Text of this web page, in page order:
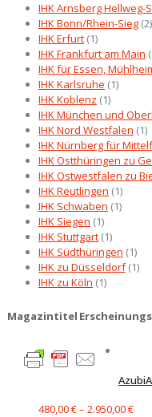
IHK Arnsberg Hellweg-
IHK Bonn/Rhein-Sieg (2)
IHK Erfurt (1)
IHK Frankfurt am Main
IHK für Essen,
IHK Karlsruhe (1)
IHK Koblenz (1)
IHK München und
IHK Nord Westfalen (1)
IHK Nürnberg für
IHK Ostthüringen zu
IHK Ostwestfalen zu
IHK Reutlingen (1)
IHK Schwaben (1)
IHK Siegen (1)
IHK Stuttgart (1)
IHK Südthüringen (1)
IHK zu Düsseldorf (1)
IHK zu Köln (1)
Magazintitel
480,00€– 2.950,00€